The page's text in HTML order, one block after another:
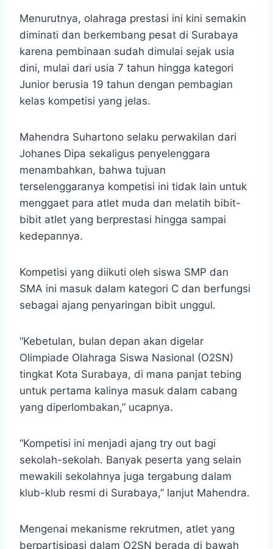
Menurutnya, olahraga prestasi ini kini semakin
diminati dan berkembang pesat di Surabaya
karena pembinaan sudah dimulai sejak usia
dini, mulai dari usia 7 tahun hingga kategori
Junior berusia 19 tahun dengan pembagian
kelas kompetisi yang jelas.
Mahendra Suhartono selaku perwakilan dari
Johanes Dipa sekaligus penyelenggara
menambahkan, bahwa tujuan
terselenggaranya kompetisi ini tidak lain untuk
menggaet para atlet muda dan melatih bibit-
bibit atlet yang berprestasi hingga sampai
kedepannya.
Kompetisi yang diikuti oleh siswa SMP dan
SMA ini masuk dalam kategori C dan berfungsi
sebagai ajang penyaringan bibit unggul.
“Kebetulan, bulan depan akan digelar
Olimpiade Olahraga Siswa Nasional (O2SN)
tingkat Kota Surabaya, di mana panjat tebing
untuk pertama kalinya masuk dalam cabang
yang diperlombakan,” ucapnya.
“Kompetisi ini menjadi ajang try out bagi
sekolah-sekolah. Banyak peserta yang selain
mewakili sekolahnya juga tergabung dalam
klub-klub resmi di Surabaya,” lanjut Mahendra.
Mengenai mekanisme rekrutmen, atlet yang
berpartisipasi dalam O2SN berada di bawah